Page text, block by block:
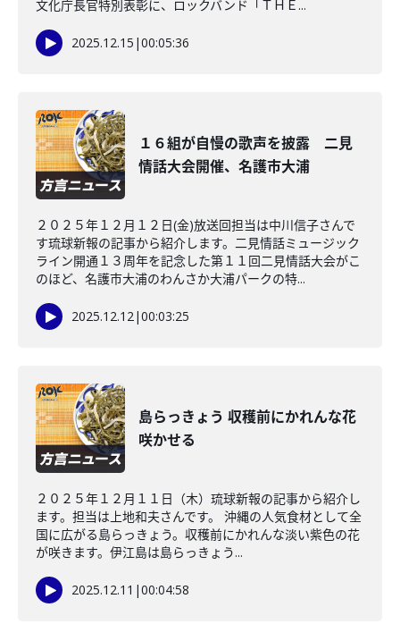
文化庁長官特別表彰に、ロックバンド「ＴＨＥ...
2025.12.15 |00:05:36
１６組が自慢の歌声を披露 二見
情話大会開催、名護市大浦
２０２５年１２月１２日(金)放送回担当は中川信子さんで
す琉球新報の記事から紹介します。二見情話ミュージック
ライン開通１３周年を記念した第１１回二見情話大会がこ
のほど、名護市大浦のわんさか大浦パークの特...
2025.12.12|00:03:25
島らっきょう 収穫前にかれんな花
咲かせる
２０２５年１２月１１日（木）琉球新報の記事から紹介し
ます。担当は上地和夫さんです。 沖縄の人気食材として全
国に広がる島らっきょう。収穫前にかれんな淡い紫色の花
が咲きます。伊江島は島らっきょう...
2025.12.11 |00:04:58